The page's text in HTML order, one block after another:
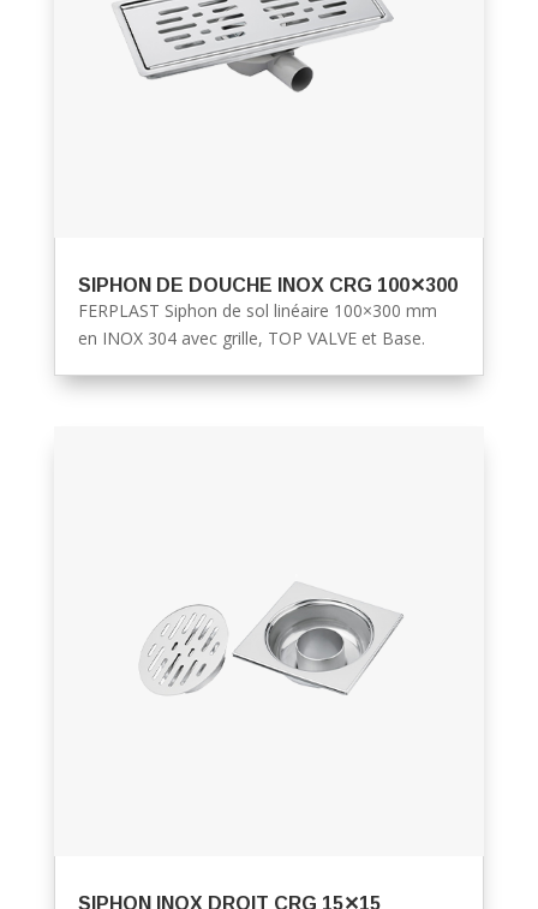
SIPHON DE DOUCHE INOX CRG 100✕300
FERPLAST Siphon de sol linéaire 100×300 mm
en INOX 304 avec grille, TOP VALVE et Base.
SIPHON INOX DROIT CRG 15✕15